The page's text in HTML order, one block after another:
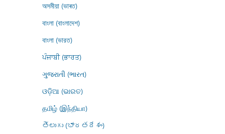
অসমীয়া (ভাৰত)
বাংলা (বাংলাদেশ)
বাংলা (ভারত)
ਪੰਜਾਬੀ (ਭਾਰਤ)
ગુજરાતી (ભારત)
ଓଡ଼ିଆ (ଭାରତ)
தமிழ் (இந்தியா)
తెలుగు (భారతదేశం)